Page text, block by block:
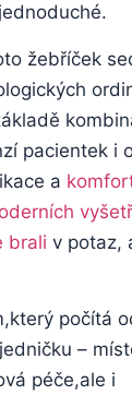
žebříček
pacientek i
⁤a
brali ‍v potaz,
počítá
–
péče,ale i